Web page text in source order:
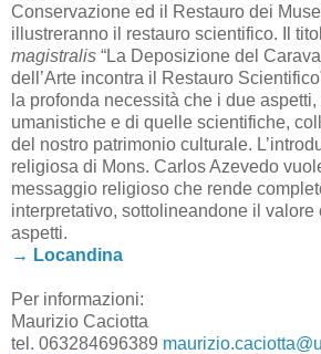
Conservazione ed il Restauro dei
illustreranno il restauro scientifico. Il
magistralis “La Deposizione del
dell’Arte incontra il Restauro
la profonda necessità che i due
umanistiche e di quelle scientifiche,
del nostro patrimonio culturale.
religiosa di Mons. Carlos Azevedo
messaggio religioso che rende
interpretativo, sottolineandone il valore
aspetti.
→ Locandina
Per informazioni:
Maurizio Caciotta
tel. 063284696389